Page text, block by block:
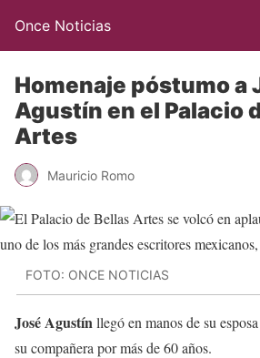
Once Noticias
Homenaje póstumo a
Agustín en el Palacio
Artes
Mauricio Romo
FOTO: ONCE NOTICIAS
José Agustínllegó en manos de su
su compañera por más de 60 años.